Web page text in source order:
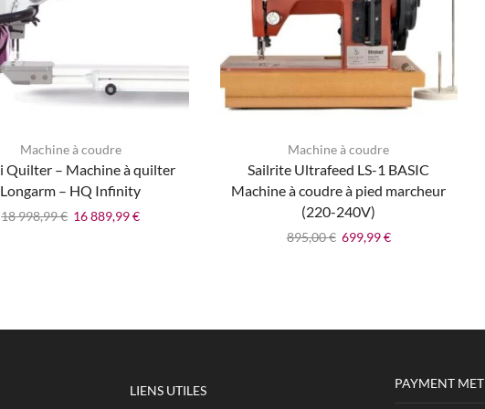
de
de votre
la
garantie
Machine à coudre
Quilter – Machine à quilter
Longarm – HQ Infinity
18 998,99€ 16 889,99€
Machine à coudre
Sailrite Ultrafeed LS-1 BASIC
Machine à coudre à pied marcheur
(220-240V)
895,00€ 699,99€
LIENS UTILES PAYMENT